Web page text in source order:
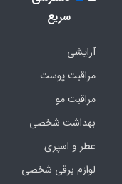
سریع
آرایشی
مراقبت پوست
مراقبت مو
بهداشت شخصی
عطر و اسپری
لوازم برقی شخصی